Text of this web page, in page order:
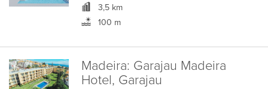
3,5 km
100 m
Madeira: Garajau Madeira
Hotel, Garajau